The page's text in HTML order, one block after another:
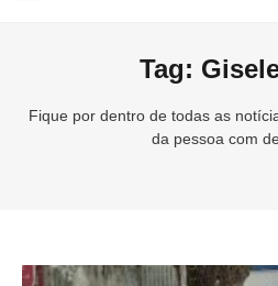
Tag:
Fique por dentro de todas as
da pessoa com